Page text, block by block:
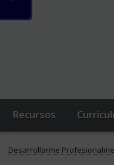
Recursos
Desarrollarme